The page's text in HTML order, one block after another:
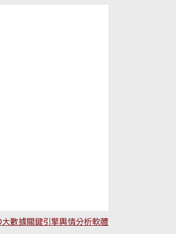
大數據關鍵引擎輿情分析軟體